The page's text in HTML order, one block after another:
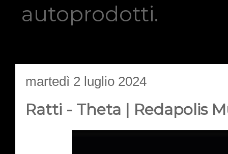
autoprodotti.
martedì 2 luglio 2024
Ratti - Theta | Redapolis